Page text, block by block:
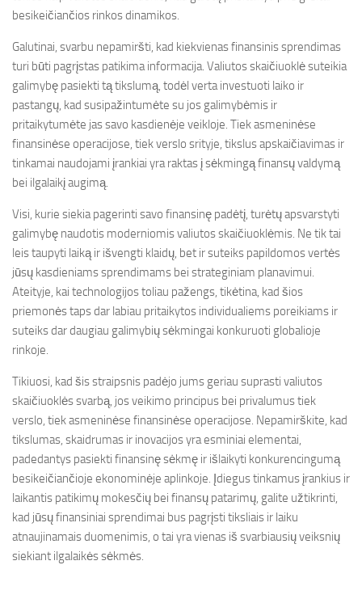
besikeičiančios rinkos dinamikos.
Galutinai, svarbu nepamiršti, kad kiekvienas finansinis sprendimas
turi būti pagrįstas patikima informacija. Valiutos skaičiuoklė suteikia
galimybę pasiekti tą tikslumą, todėl verta investuoti laiko ir
pastangų, kad susipažintumėte su jos galimybėmis ir
pritaikytumėte jas savo kasdienėje veikloje. Tiek asmeninėse
finansinėse operacijose, tiek verslo srityje, tikslus apskaičiavimas ir
tinkamai naudojami įrankiai yra raktas į sėkmingą finansų valdymą
bei ilgalaikį augimą.
Visi, kurie siekia pagerinti savo finansinę padėtį, turėtų apsvarstyti
galimybę naudotis moderniomis valiutos skaičiuoklėmis. Ne tik tai
leis taupyti laiką ir išvengti klaidų, bet ir suteiks papildomos vertės
jūsų kasdieniams sprendimams bei strateginiam planavimui.
Ateityje, kai technologijos toliau pažengs, tikėtina, kad šios
priemonės taps dar labiau pritaikytos individualiems poreikiams ir
suteiks dar daugiau galimybių sėkmingai konkuruoti globalioje
rinkoje.
Tikiuosi, kad šis straipsnis padėjo jums geriau suprasti valiutos
skaičiuoklės svarbą, jos veikimo principus bei privalumus tiek
verslo, tiek asmeninėse finansinėse operacijose. Nepamirškite, kad
tikslumas, skaidrumas ir inovacijos yra esminiai elementai,
padedantys pasiekti finansinę sėkmę ir išlaikyti konkurencingumą
besikeičiančioje ekonominėje aplinkoje. Įdiegus tinkamus įrankius ir
laikantis patikimų mokesčių bei finansų patarimų, galite užtikrinti,
kad jūsų finansiniai sprendimai bus pagrįsti tiksliais ir laiku
atnaujinamais duomenimis, o tai yra vienas iš svarbiausių veiksnių
siekiant ilgalaikės sėkmės.